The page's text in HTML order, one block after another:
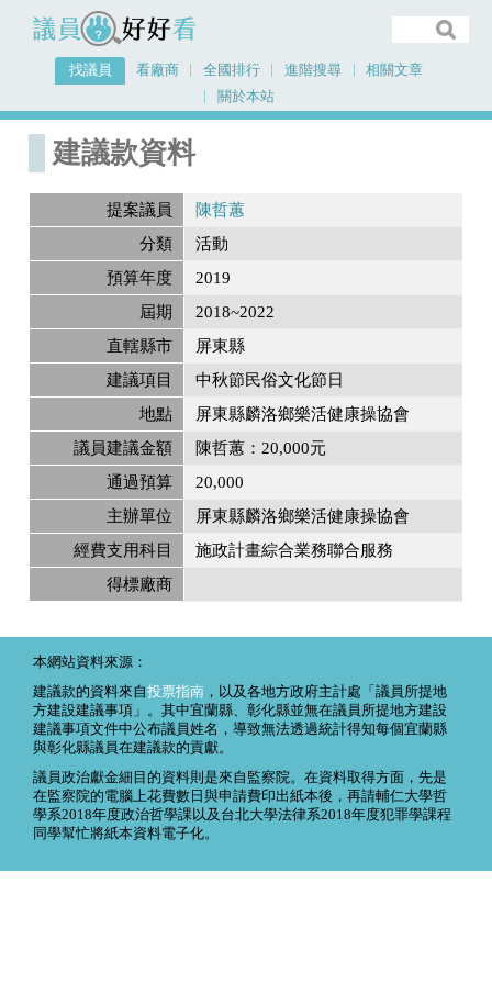
議員好好看
找議員 看廠商 全國排行 進階搜尋
相關文章
關於本站
首頁
建議款資料
提案議員
陳哲蕙
分類
活動
預算年度
2019
屆期
2018~2022
直轄縣市
屏東縣
建議項目
中秋節民俗文化節日
地點
屏東縣麟洛鄉樂活健康操協會
議員建議金額
陳哲蕙：20,000元
通過預算
20,000
主辦單位
屏東縣麟洛鄉樂活健康操協會
經費支用科目
施政計畫綜合業務聯合服務
得標廠商
本網站資料來源：
建議款的資料來自投票指南 ，以及各地方政府主計處「議員所提地
方建設建議事項」。其中宜蘭縣、彰化縣並無在議員所提地方建設
建議事項文件中公布議員姓名，導致無法透過統計得知每個宜蘭縣
與彰化縣議員在建議款的貢獻。
議員政治獻金細目的資料則是來自監察院。在資料取得方面，先是
在監察院的電腦上花費數日與申請費印出紙本後，再請輔仁大學哲
學系2018年度政治哲學課以及台北大學法律系2018年度犯罪學課程
同學幫忙將紙本資料電子化。